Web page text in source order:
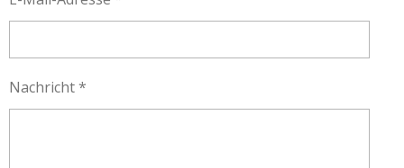
Nachricht *